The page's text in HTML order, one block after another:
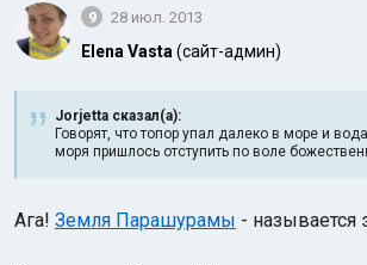
9 28 июл. 2013
Elena Vasta (сайт-админ)
Jorjetta сказал(а):
Говорят, что топор упал далеко в море и
моря пришлось отступить по воле
Ага! Земля Парашурамы - называется